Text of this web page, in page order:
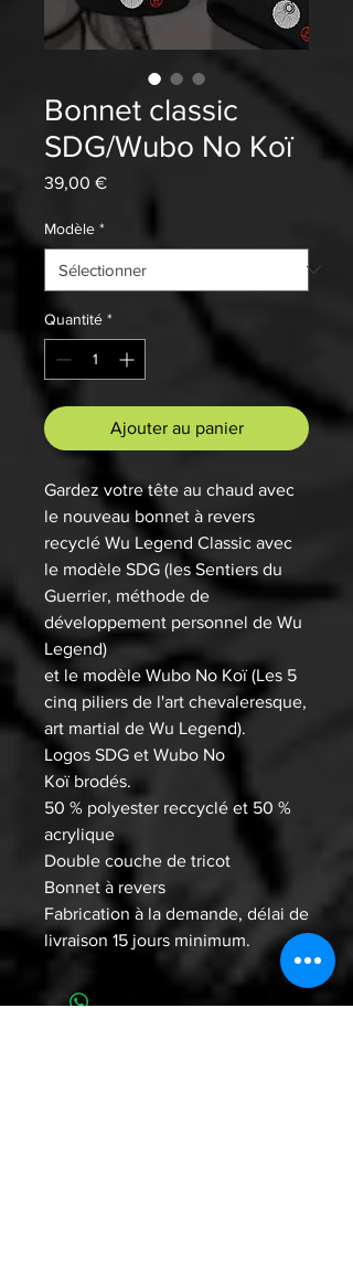
Bonnet classic
SDG/Wubo No Koï
39,00 €Prix
Modèle *
Quantité *
Ajouter au panier
Gardez votre tête au chaud avec
le nouveau bonnet à revers
recyclé Wu Legend Classic avec
le modèle SDG (les Sentiers du
Guerrier, méthode de
développement personnel de Wu
Legend)
et le modèle Wubo No Koï (Les 5
cinq piliers de l'art chevaleresque,
art martial de Wu Legend).
Logos SDG et Wubo No
Koï brodés.
50 % polyester reccyclé et 50 %
acrylique
Double couche de tricot
Bonnet à revers
Fabrication à la demande, délai de
livraison 15 jours minimum.